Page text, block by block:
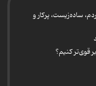
ساده‌زیست، پرکار و